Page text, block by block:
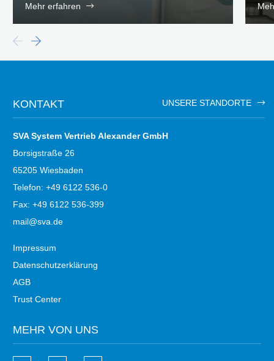
Mehr erfahren
KONTAKT UNSERE STANDORTE
SVA System Vertrieb Alexander GmbH
Borsigstraße 26
65205 Wiesbaden
Telefon: +49 6122 536-0
Fax: +49 6122 536-399
mail@sva.de
Impressum
Datenschutzerklärung
AGB
Trust Center
MEHR VON UNS